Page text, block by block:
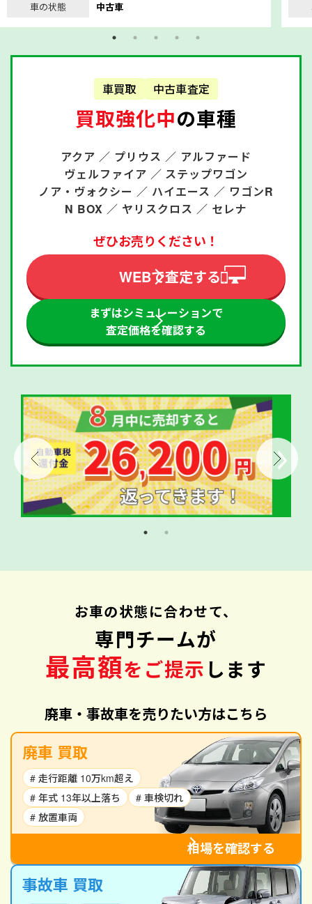
車の状態
中古車
車買取 中古車査定
買取強化中の車種
アクア ／ プリウス ／ アルファード
ヴェルファイア ／ ステップワゴン
ノア・ヴォクシー ／ ハイエース ／ ワゴンR
N BOX ／ ヤリスクロス ／ セレナ
ぜひお売りください！
WEBで査定する
まずはシミュレーションで
査定価格を確認する
お車の状態に合わせて、
専門チームが
最高額をご提示 します
廃車・事故車を売りたい方はこちら
廃車 買取
# 走行距離 10万km超え
# 年式 13年以上落ち
# 車検切れ
# 放置車両
相場を確認する
事故車 買取